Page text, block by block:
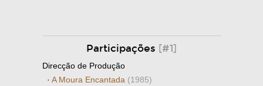
Participações [#1]
Direcção de Produção
· A Moura Encantada (1985)